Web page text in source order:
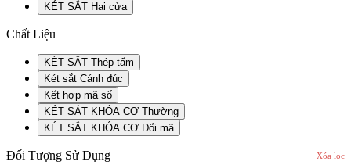
KÉT SẮT Hai cửa
Chất Liệu
KÉT SẮT Thép tấm
Két sắt Cánh đúc
Kết hợp mã số
KÉT SẮT KHÓA CƠ Thường
KÉT SẮT KHÓA CƠ Đổi mã
Đối Tượng Sử Dụng Xóa lọc